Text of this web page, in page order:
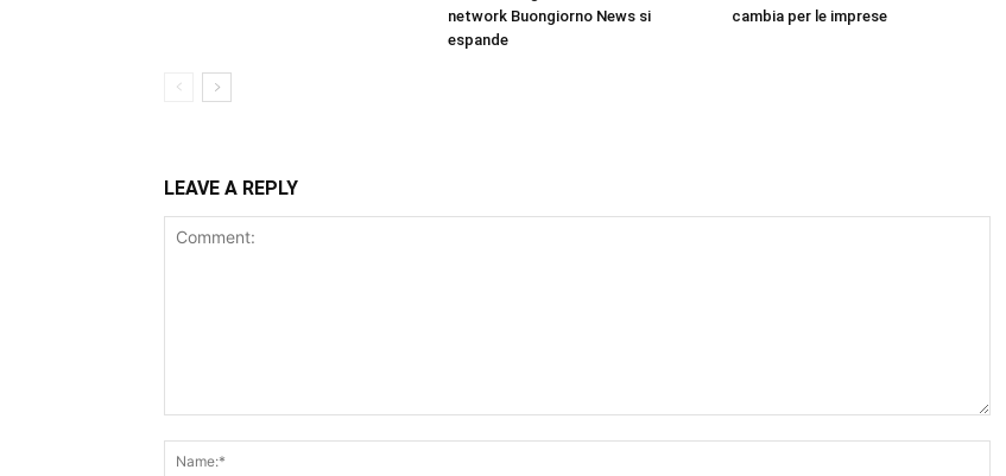
network Buongiorno News si
espande
cambia per le imprese
LEAVE A REPLY